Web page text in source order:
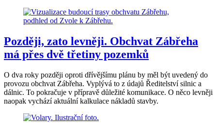
Později, zato levněji. Obchvat Zábřeha
má přes dvě třetiny pozemků
O dva roky později oproti dřívějšímu plánu by měl být uvedený do
provozu obchvat Zábřeha. Vyplývá to z údajů Ředitelství silnic a
dálnic. To pokračuje v přípravě důležité komunikace. O něco levněji
naopak vychází aktuální kalkulace nákladů stavby.